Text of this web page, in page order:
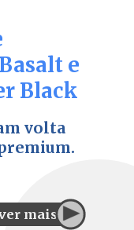
e
Black
volta
mais